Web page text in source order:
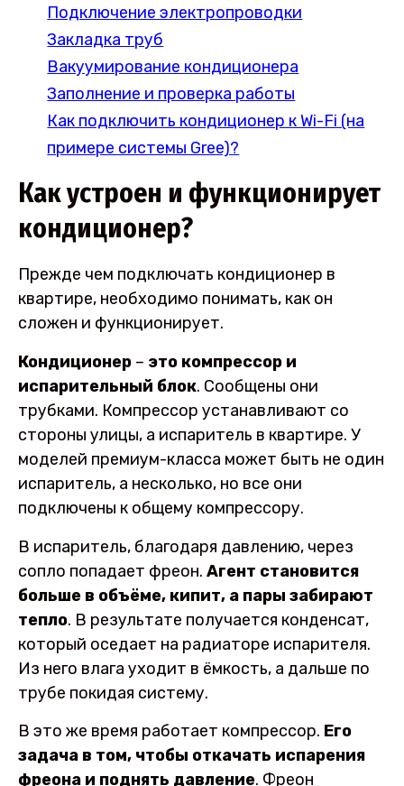
Подключение электропроводки
Закладка труб
Вакуумирование кондиционера
Заполнение и проверка работы
Как подключить кондиционер к Wi-Fi (на
примере системы Gree)?
Как устроен и функционирует
кондиционер?
Прежде чем подключать кондиционер в
квартире, необходимо понимать, как он
сложен и функционирует.
Кондиционер – это компрессор и
испарительный блок. Сообщены они
трубками. Компрессор устанавливают со
стороны улицы, а испаритель в квартире. У
моделей премиум-класса может быть не один
испаритель, а несколько, но все они
подключены к общему компрессору.
В испаритель, благодаря давлению, через
сопло попадает фреон. Агент становится
больше в объёме, кипит, а пары забирают
тепло. В результате получается конденсат,
который оседает на радиаторе испарителя.
Из него влага уходит в ёмкость, а дальше по
трубе покидая систему.
В это же время работает компрессор. Его
задача в том, чтобы откачать испарения
фреона и поднять давление. Фреон